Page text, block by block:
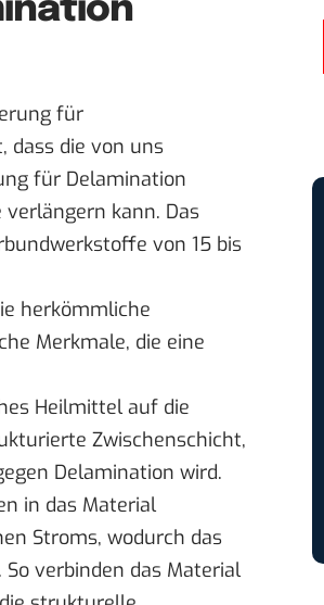
für
dass die von uns
für Delamination
kann. Das
von 15 bis
herkömmliche
Merkmale, die eine
Heilmittel auf die
Zwischenschicht,
Delamination wird.
in das Material
Stroms, wodurch das
verbinden das Material